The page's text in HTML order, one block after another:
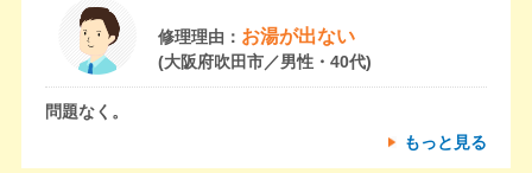
修理理由： お湯が出ない
(大阪府吹田市／男性・40代)
問題なく。
もっと見る